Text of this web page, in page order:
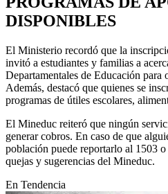
DISPONIBLES
El Ministerio recordó que la
invitó a estudiantes y familias a
Departamentales de Educación para
Además, destacó que quienes se
programas de útiles escolares,
El Mineduc reiteró que ningún
generar cobros. En caso de que
población puede reportarlo al 1503
quejas y sugerencias del Mineduc.
En Tendencia